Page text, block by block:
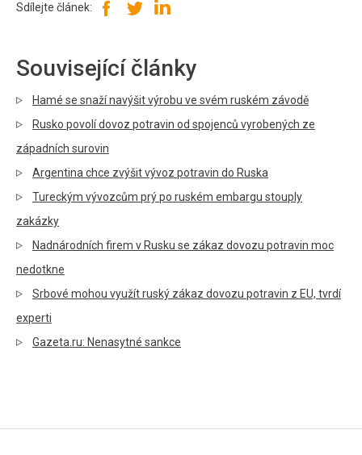
Sdílejte článek:
Související články
Hamé se snaží navýšit výrobu ve svém ruském závodě
Rusko povolí dovoz potravin od spojenců vyrobených ze
západních surovin
Argentina chce zvýšit vývoz potravin do Ruska
Tureckým vývozcům prý po ruském embargu stouply
zakázky
Nadnárodních firem v Rusku se zákaz dovozu potravin moc
nedotkne
Srbové mohou využít ruský zákaz dovozu potravin z EU, tvrdí
experti
Gazeta.ru: Nenasytné sankce